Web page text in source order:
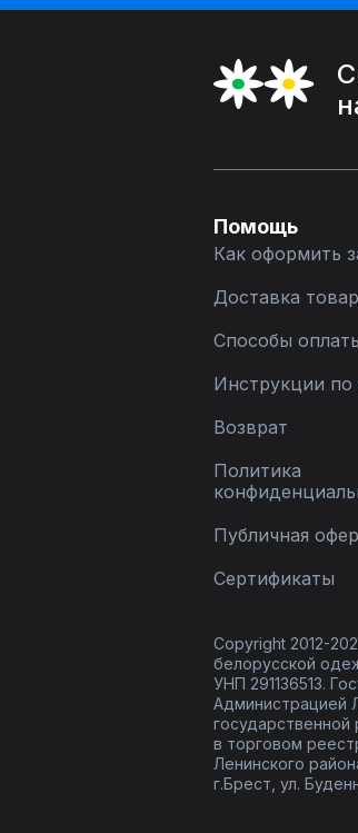
Помощь
Как оформить
Доставка
Способы
Инструкции по
Возврат
Политика
Публичная
Сертификаты
Copyright 2012-
белорусской
УНП 291136513.
Администрацией
в торговом
Ленинского
г.Брест, ул.